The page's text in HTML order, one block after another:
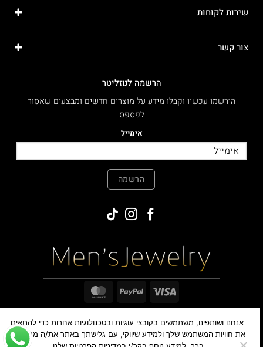
שירות לקוחות
צור קשר
הרשמה לנוזליטר
הירשמו עכשיו וקבלו מידע על מוצרים חדשים ומבצעים שאסור
לפספס
אימייל
הרשמה
Visa
PayPal
כל הזכויות שמורות © MensJewelry,2026
אנחנו ושותפינו, משתמשים בקובצי עוגיות ובטכנולוגיות אחרות כדי להתאים
את חוויות המשתמש שלך ולמידע שיווקי, עם גלישתך באתר את/ה מסכימים